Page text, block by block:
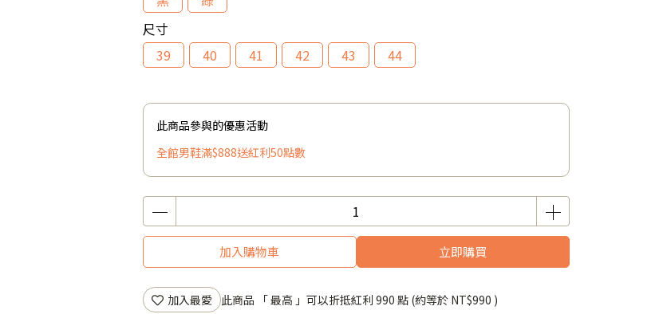
尺寸
39
40 41 42 43 44
此商品參與的優惠活動
全館男鞋滿$888送紅利50點數
加入購物車 立即購買
加入最愛 此商品 「 最高 」可以折抵紅利 990 點 (約等於 NT$990 )